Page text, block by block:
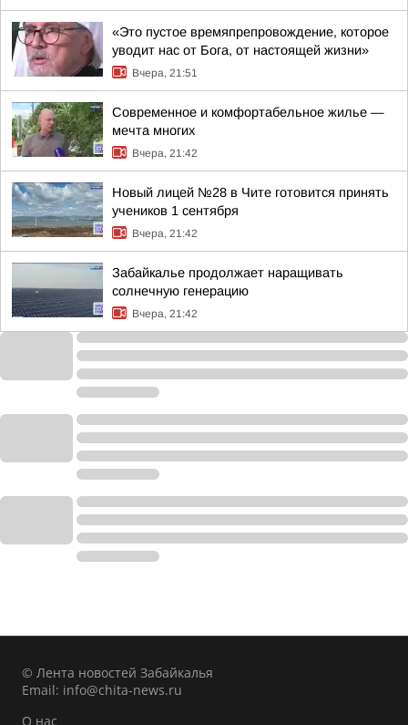
«Это пустое времяпрепровождение, которое
уводит нас от Бога, от настоящей жизни»
Вчера, 21:51
Современное и комфортабельное жилье —
мечта многих
Вчера, 21:42
Новый лицей №28 в Чите готовится принять
учеников 1 сентября
Вчера, 21:42
Забайкалье продолжает наращивать
солнечную генерацию
Вчера, 21:42
© Лента новостей Забайкалья
Email: info@chita-news.ru
О нас